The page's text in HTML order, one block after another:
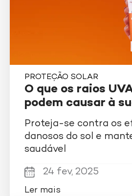
PROTEÇÃO SOLAR
O que os raios
podem causar à
Proteja-se contra os
danosos do sol e
saudável
24 fev, 2025
Ler mais